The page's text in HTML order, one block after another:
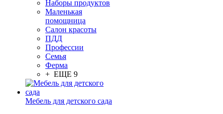
Наборы продуктов
Маленькая
помощница
Салон красоты
ПДД
Профессии
Семья
Ферма
+ ЕЩЕ 9
Мебель для детского сада